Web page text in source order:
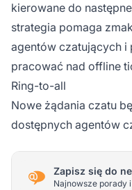
kierowane do
strategia pomaga
agentów czatujących i
pracować nad offline
Ring-to-all
Nowe żądania czatu
dostępnych agentów
Zapisz się do
Najnowsze porady